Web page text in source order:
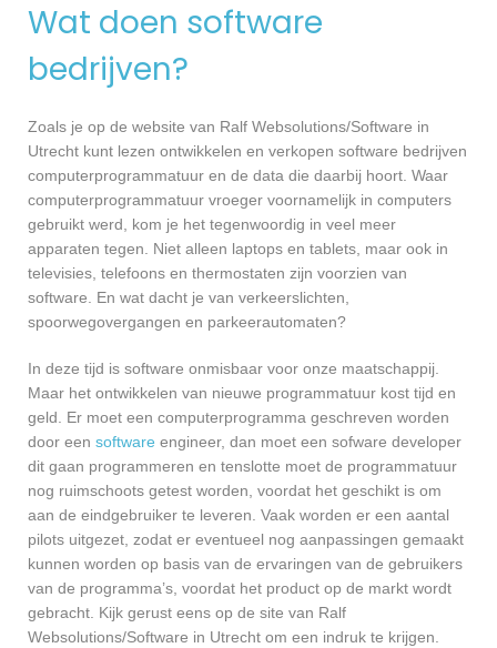
Wat doen software
bedrijven?
Zoals je op de website van Ralf Websolutions/Software in
Utrecht kunt lezen ontwikkelen en verkopen software bedrijven
computerprogrammatuur en de data die daarbij hoort. Waar
computerprogrammatuur vroeger voornamelijk in computers
gebruikt werd, kom je het tegenwoordig in veel meer
apparaten tegen. Niet alleen laptops en tablets, maar ook in
televisies, telefoons en thermostaten zijn voorzien van
software. En wat dacht je van verkeerslichten,
spoorwegovergangen en parkeerautomaten?
In deze tijd is software onmisbaar voor onze maatschappij.
Maar het ontwikkelen van nieuwe programmatuur kost tijd en
geld. Er moet een computerprogramma geschreven worden
door een software engineer, dan moet een sofware developer
dit gaan programmeren en tenslotte moet de programmatuur
nog ruimschoots getest worden, voordat het geschikt is om
aan de eindgebruiker te leveren. Vaak worden er een aantal
pilots uitgezet, zodat er eventueel nog aanpassingen gemaakt
kunnen worden op basis van de ervaringen van de gebruikers
van de programma’s, voordat het product op de markt wordt
gebracht. Kijk gerust eens op de site van Ralf
Websolutions/Software in Utrecht om een indruk te krijgen.